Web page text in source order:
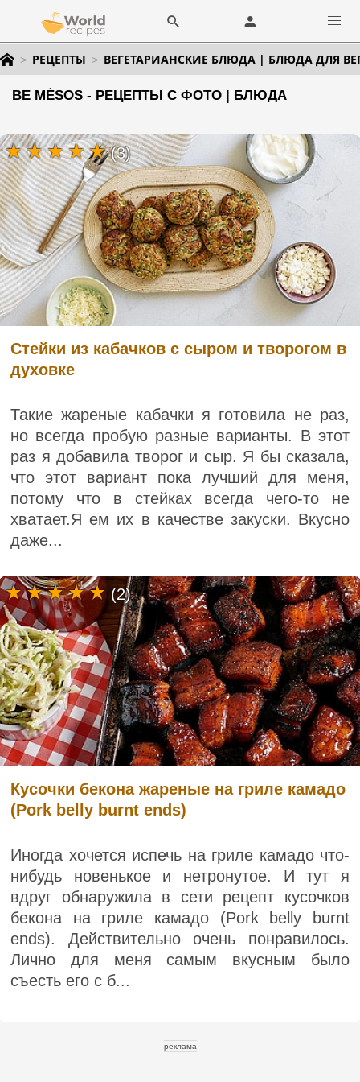
РЕЦЕПТЫ ВЕГЕТАРИАНСКИЕ БЛЮДА | БЛЮДА ДЛЯ
BE MĖSOS - РЕЦЕПТЫ С ФОТО | БЛЮДА
Стейки из кабачков с сыром и творогом в
духовке
Такие жареные кабачки я готовила не раз,
но всегда пробую разные варианты. В этот
раз я добавила творог и сыр. Я бы сказала,
что этот вариант пока лучший для меня,
потому что в стейках всегда чего-то не
хватает.Я ем их в качестве закуски. Вкусно
даже...
(3)
Кусочки бекона жареные на гриле камадо
(Pork belly burnt ends)
Иногда хочется испечь на гриле камадо что-
нибудь новенькое и нетронутое. И тут я
вдруг обнаружила в сети рецепт кусочков
бекона на гриле камадо (Pork belly burnt
ends). Действительно очень понравилось.
Лично для меня самым вкусным было
съесть его с б...
(2)
реклама